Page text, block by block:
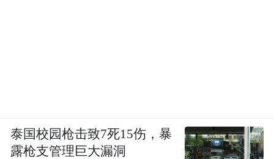
泰国校园枪击致7死15伤，暴
露枪支管理巨大漏洞